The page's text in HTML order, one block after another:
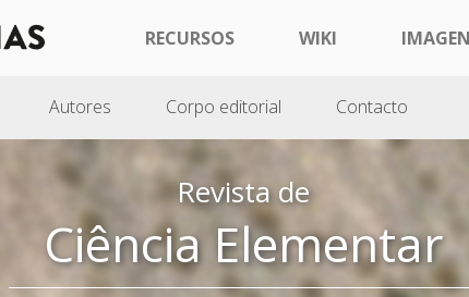
RECURSOS WIKI
Autores Corpo editorial Contacto
Revista de
Ciência Elementar